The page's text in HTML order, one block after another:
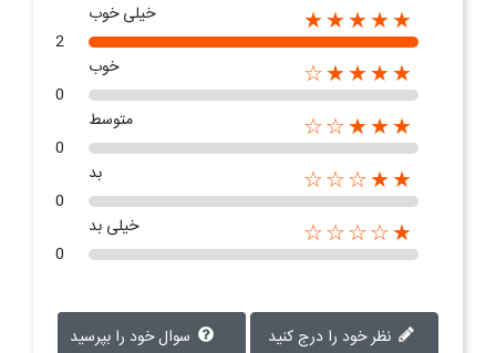
★★★★★
خیلی خوب
2
★★★★☆
خوب
0
★★★☆☆
متوسط
0
★★☆☆☆
بد
0
★☆☆☆☆
خیلی بد
0
سوال خود را بپرسید